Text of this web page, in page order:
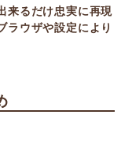
来るだけ忠実に再現
ラウザや設定により